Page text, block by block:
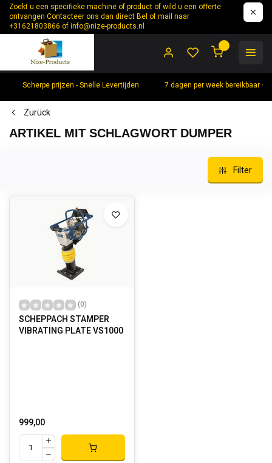
Zoekt u een specifieke machine of product of wild u een offerte
ontvangen Contacteer ons dan direct Bel of mail naar
+31621803866 ofinfo@nize-products.nl
Scherpe prijzen - Snelle Levertijden 7 dagen per week bereikbaar
Zurück
ARTIKEL MIT SCHLAGWORT DUMPER
Filter
(0)
SCHEPPACH STAMPER
VIBRATING PLATE VS1000
999,00